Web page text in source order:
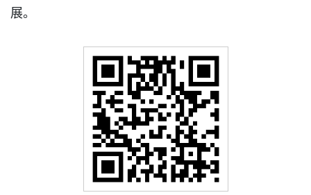
展。